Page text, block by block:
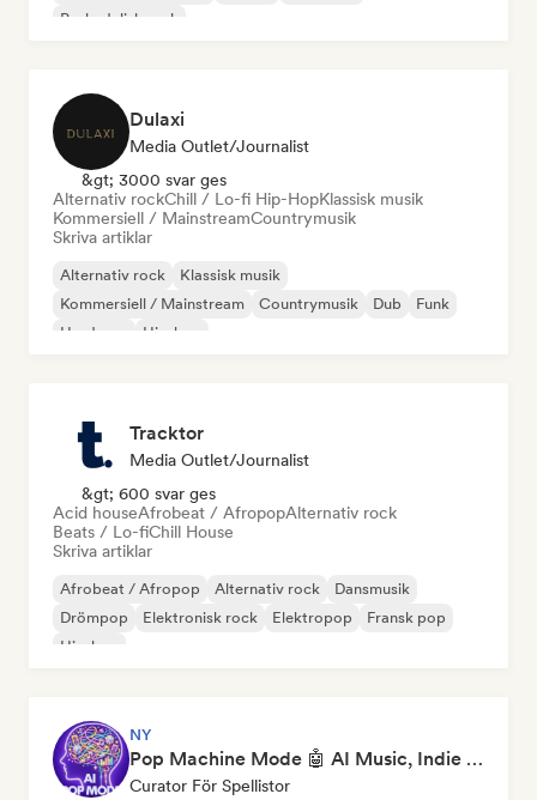
Psykedelisk rock
Dulaxi
Media Outlet/Journalist
&gt; 3000 svar ges
Alternativ rockChill / Lo-fi Hip-HopKlassisk musik
Kommersiell / MainstreamCountrymusik
Skriva artiklar
Alternativ rock
Klassisk musik
Kommersiell / Mainstream
Countrymusik Dub
Funk
Hardcore
Hip-hop
Tracktor
Media Outlet/Journalist
&gt; 600 svar ges
Acid houseAfrobeat / AfropopAlternativ rock
Beats / Lo-fiChill House
Skriva artiklar
Afrobeat / Afropop Alternativ rock
Dansmusik
Drömpop
Elektronisk rock Elektropop
Fransk pop
Hip-hop
NY
Pop Machine Mode 🤖 AI Music, Indie Pop & Dream Pop
Curator För Spellistor